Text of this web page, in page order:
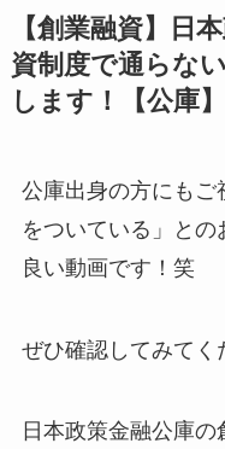
【創業融資】日
資制度で通らな
します！【公庫】
公庫出身の方にもご
をついている」と
良い動画です！笑
ぜひ確認してみてく
日本政策金融公庫の